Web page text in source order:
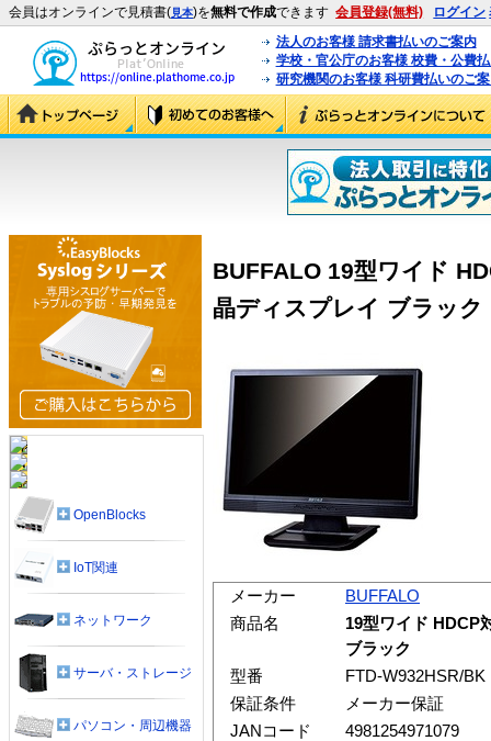
会員はオンラインで見積書(見本)を無料で作成できます 会員登録(無料) ログイン
法人のお客様 請求書払いのご案内
学校・官公庁のお客様 校費・公費
研究機関のお客様 科研費払いのご
BUFFALO 19型ワイド
晶ディスプレイ ブラック
メーカー
BUFFALO
商品名
19型ワイド HDCP
ブラック
型番
FTD-W932HSR/BK
保証条件
メーカー保証
JANコード
4981254971079
OpenBlocks
IoT関連
ネットワーク
サーバ・ストレージ
パソコン・周辺機器